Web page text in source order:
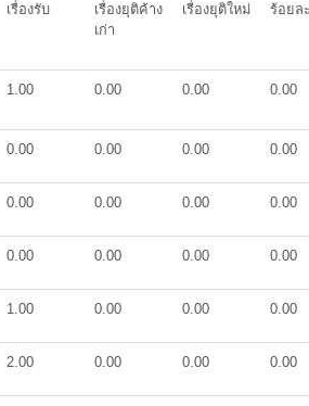
เรื่องรับ
เรื่องยุติค้าง
เก่า
เรื่องยุติใหม่ ร้อยล
1.00 0.00 0.00 0.00
0.00 0.00 0.00 0.00
0.00 0.00 0.00 0.00
0.00 0.00 0.00 0.00
1.00 0.00 0.00 0.00
2.00 0.00 0.00 0.00